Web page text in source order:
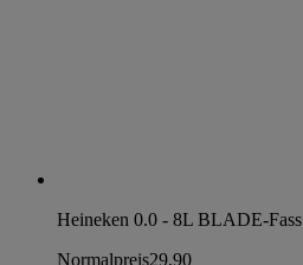
Heineken 0.0 - 8L BLADE-Fass
Normalpreis29,90